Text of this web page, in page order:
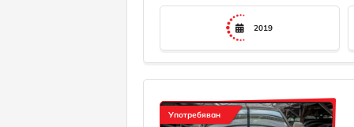
2019
Употребяван